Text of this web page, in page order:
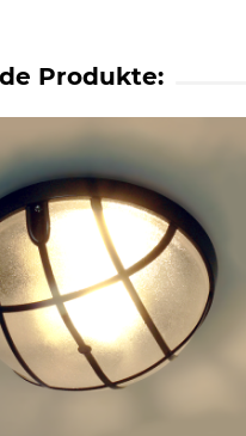
Produkte: